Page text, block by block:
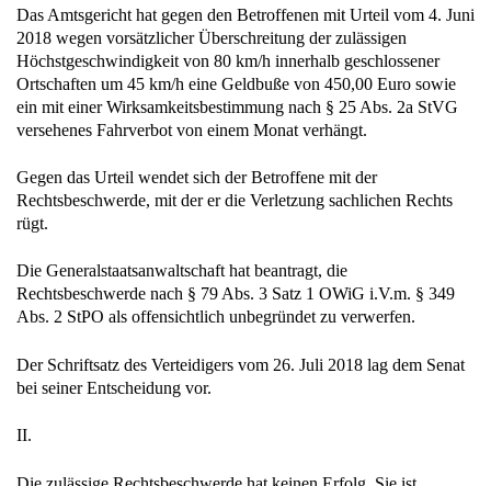
Das Amtsgericht hat gegen den Betroffenen mit Urteil vom 4. Juni
2018 wegen vorsätzlicher Überschreitung der zulässigen
Höchstgeschwindigkeit von 80 km/h innerhalb geschlossener
Ortschaften um 45 km/h eine Geldbuße von 450,00 Euro sowie
ein mit einer Wirksamkeitsbestimmung nach § 25 Abs. 2a StVG
versehenes Fahrverbot von einem Monat verhängt.
Gegen das Urteil wendet sich der Betroffene mit der
Rechtsbeschwerde, mit der er die Verletzung sachlichen Rechts
rügt.
Die Generalstaatsanwaltschaft hat beantragt, die
Rechtsbeschwerde nach § 79 Abs. 3 Satz 1 OWiG i.V.m. § 349
Abs. 2 StPO als offensichtlich unbegründet zu verwerfen.
Der Schriftsatz des Verteidigers vom 26. Juli 2018 lag dem Senat
bei seiner Entscheidung vor.
II.